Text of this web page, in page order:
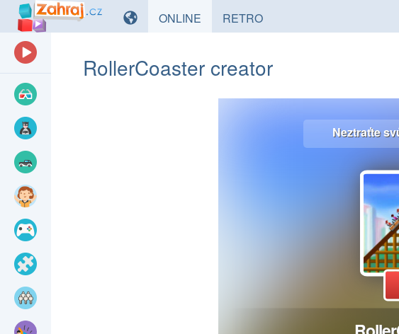
ONLINE HRYRETROHRY
RollerCoaster creator